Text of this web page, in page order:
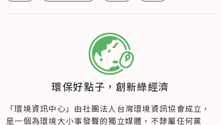
環保好點子，創新綠經濟
「環境資訊中心」由社團法人台灣環境資訊協會成立​，
是一個為環境大小事發聲的獨立媒體，不隸屬任何黨